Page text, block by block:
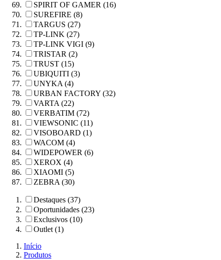
SPIRIT OF GAMER (16)
SUREFIRE (8)
TARGUS (27)
TP-LINK (27)
TP-LINK VIGI (9)
TRISTAR (2)
TRUST (15)
UBIQUITI (3)
UNYKA (4)
URBAN FACTORY (32)
VARTA (22)
VERBATIM (72)
VIEWSONIC (11)
VISOBOARD (1)
WACOM (4)
WIDEPOWER (6)
XEROX (4)
XIAOMI (5)
ZEBRA (30)
Destaques (37)
Oportunidades (23)
Exclusivos (10)
Outlet (1)
Início
Produtos